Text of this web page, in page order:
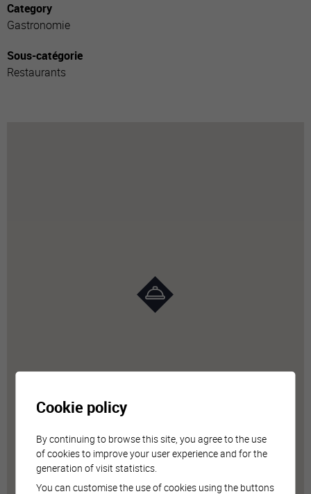
Category
Gastronomie
Sous-catégorie
Restaurants
Cookie policy
By continuing to browse this site, you agree to the use
of cookies to improve your user experience and for the
generation of visit statistics.
You can customise the use of cookies using the buttons